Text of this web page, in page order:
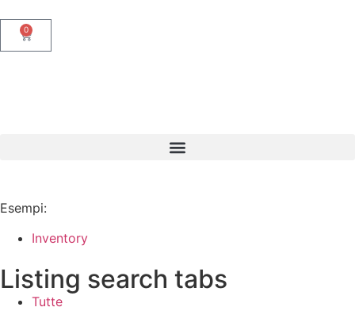
0
Esempi:
Inventory
Listing search tabs
Tutte